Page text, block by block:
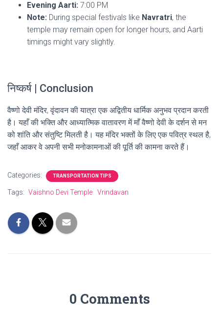
Evening Aarti: 7:00 PM
Note: During special festivals like Navratri, the
temple may remain open for longer hours, and Aarti
timings might vary slightly.
निष्कर्ष | Conclusion
वैष्णो देवी मंदिर, वृंदावन की यात्रा एक अद्वितीय धार्मिक अनुभव प्रदान करती
है। यहाँ की भक्ति और आध्यात्मिक वातावरण में माँ वैष्णो देवी के दर्शन से मन
को शांति और संतुष्टि मिलती है। यह मंदिर भक्तों के लिए एक पवित्र स्थल है,
जहाँ आकर वे अपनी सभी मनोकामनाओं की पूर्ति की कामना करते हैं।
Categories: TRANSPORTATION TIPS
Tags: Vaishno Devi Temple Vrindavan
0 Comments